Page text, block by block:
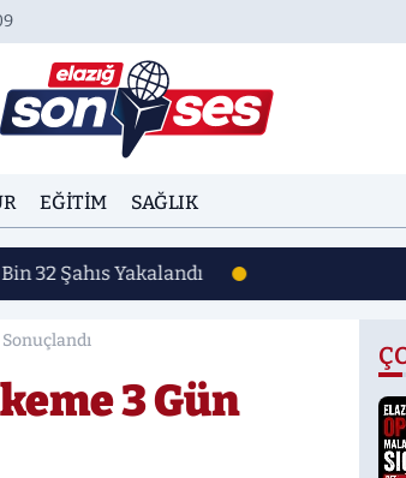
EĞITIM SAĞLIK
32 Şahıs Yakalandı
3 Gün